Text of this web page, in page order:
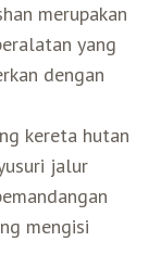
merupakan
yang
dengan
kereta hutan
jalur
mengisi